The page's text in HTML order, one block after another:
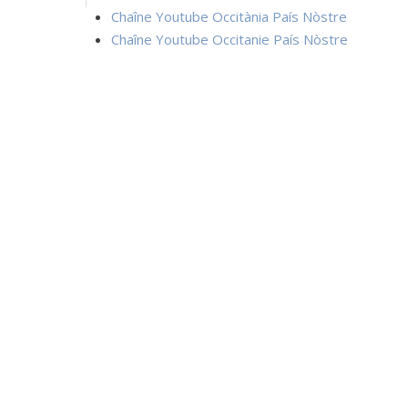
Chaîne Youtube Occitània País Nòstre
Chaîne Youtube Occitanie País Nòstre